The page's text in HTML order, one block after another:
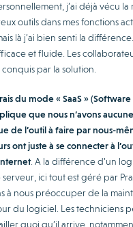
j’ai déjà vécu la
outils dans mes fonctions
là j’ai bien senti la différence.
et fluide. Les
par la solution.
du mode « SaaS » (Software
que nous n’avons aucune
de l’outil à faire par nous-
ont juste à se connecter à
. A la différence d’un
serveur, ici tout est géré par
à nous préoccuper de la
du logiciel. Les techniciens
quoi qu’il arrive,